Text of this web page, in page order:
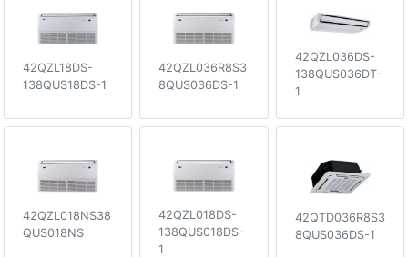
42QZL18DS-
138QUS18DS-1
42QZL036R8S3
8QUS036DS-1
42QZL036DS-
138QUS036DT-
1
42QZL018NS38
QUS018NS
42QZL018DS-
138QUS018DS-
1
42QTD036R8S3
8QUS036DS-1